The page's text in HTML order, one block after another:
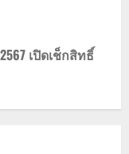
เปิดเช็กสิทธิ์